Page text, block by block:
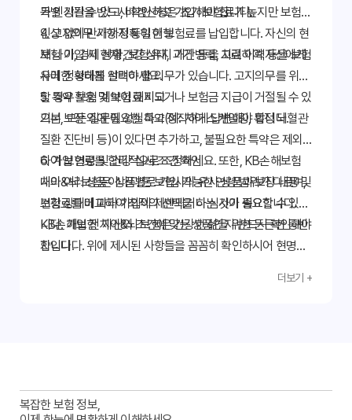
목별 기간을 반드시 확인하고 가입해야 합니다.
가 인상될 수 있고, 비갱신형은 초기 보험료가 높지만 보험료
인상 없이 만기까지 동일한 보험료를 납입합니다. 자신의 현
재 나이, 경제 상황, 보험 유지 기간 등을 고려하여 자신에게
유리한 형태를 선택하세요.
4. 고지의무 사항 정확히 이행
보험 가입 시 현재 건강 상태, 과거 병력, 치료 이력 등을 보험
사에 정확하게 알려야 할 의무가 있습니다. 고지의무를 위반
할 경우 보험 계약이 해지되거나 보험금 지급이 거절될 수 있
으니, 모든 질문에 성실하고 정직하게 답변해야 합니다.
5. 특약 활용 및 보험료 비교
기본 보장 외에 필요한 특약(예: 치아 스케일링, 특정 뇌혈관
질환 진단비 등)이 있다면 추가하고, 불필요한 특약은 제외
하여 보험료를 합리적으로 조정하세요. 또한, KB손해보험
내의 여러 상품이나 다른 보험사의 유사 상품과 보장 내용 및
보험료를 비교하여 최적의 선택을 하는 것이 중요합니다.
6. 가입 연령 및 건강 심사 조건 확인
치아&뇌 보험은 상품별로 가입 가능한 연령 범위가 다르며,
건강 상태에 따라 가입이 제한되거나 심사가 필요할 수 있습
니다. 가입 전 자신의 조건에 맞는 상품인지 반드시 확인해야
합니다.
KB손해보험 치아&뇌 보험은 건강한 삶을 위한 든든한 동반
자입니다. 위에 제시된 사항들을 꼼꼼히 확인하시어 현명한
더보기 +
복잡한 보험 정보,